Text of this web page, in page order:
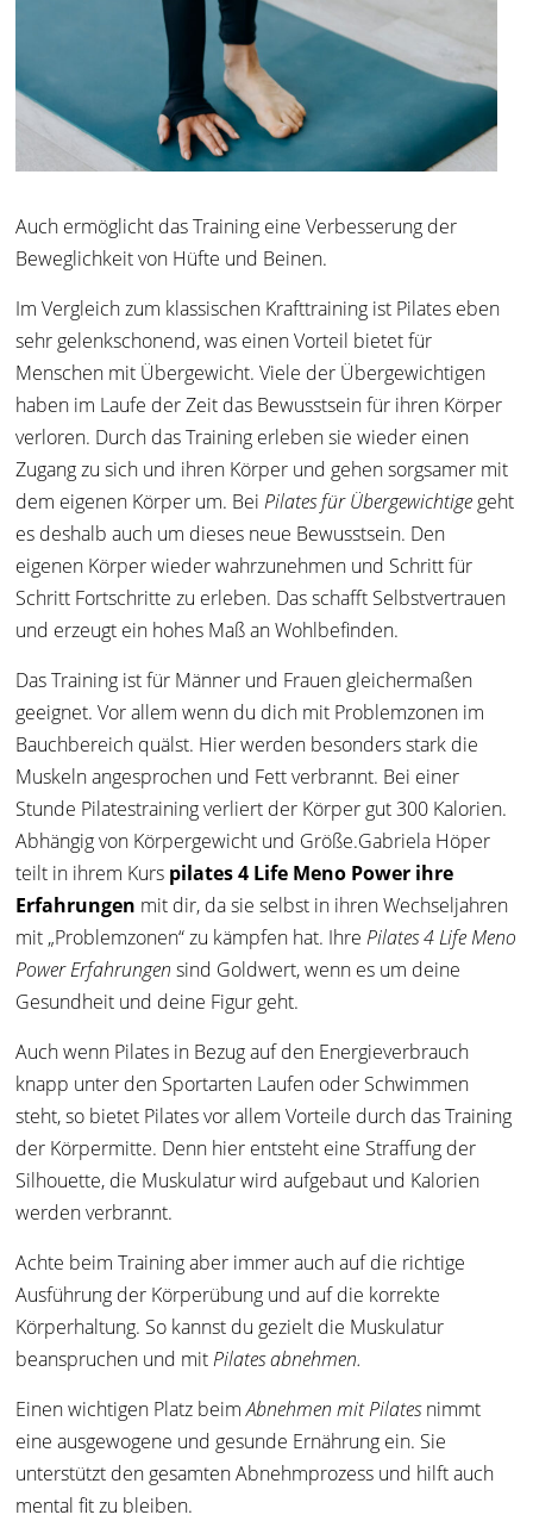
Auch ermöglicht das Training eine Verbesserung der
Beweglichkeit von Hüfte und Beinen.
Im Vergleich zum klassischen Krafttraining ist Pilates eben
sehr gelenkschonend, was einen Vorteil bietet für
Menschen mit Übergewicht. Viele der Übergewichtigen
haben im Laufe der Zeit das Bewusstsein für ihren Körper
verloren. Durch das Training erleben sie wieder einen
Zugang zu sich und ihren Körper und gehen sorgsamer mit
dem eigenen Körper um. BeiPilates für Übergewichtige geht
es deshalb auch um dieses neue Bewusstsein. Den
eigenen Körper wieder wahrzunehmen und Schritt für
Schritt Fortschritte zu erleben. Das schafft Selbstvertrauen
und erzeugt ein hohes Maß an Wohlbefinden.
Das Training ist für Männer und Frauen gleichermaßen
geeignet. Vor allem wenn du dich mit Problemzonen im
Bauchbereich quälst. Hier werden besonders stark die
Muskeln angesprochen und Fett verbrannt. Bei einer
Stunde Pilatestraining verliert der Körper gut 300 Kalorien.
Abhängig von Körpergewicht und Größe.Gabriela Höper
teilt in ihrem Kurs pilates 4 Life Meno Power ihre
Erfahrungen mit dir, da sie selbst in ihren Wechseljahren
mit „Problemzonen“ zu kämpfen hat. IhrePilates 4 Life Meno
Power Erfahrungen sind Goldwert, wenn es um deine
Gesundheit und deine Figur geht.
Auch wenn Pilates in Bezug auf den Energieverbrauch
knapp unter den Sportarten Laufen oder Schwimmen
steht, so bietet Pilates vor allem Vorteile durch das Training
der Körpermitte. Denn hier entsteht eine Straffung der
Silhouette, die Muskulatur wird aufgebaut und Kalorien
werden verbrannt.
Achte beim Training aber immer auch auf die richtige
Ausführung der Körperübung und auf die korrekte
Körperhaltung. So kannst du gezielt die Muskulatur
beanspruchen und mitPilates abnehmen.
Einen wichtigen Platz beimAbnehmen mit Pilatesnimmt
eine ausgewogene und gesunde Ernährung ein. Sie
unterstützt den gesamten Abnehmprozess und hilft auch
mental fit zu bleiben.